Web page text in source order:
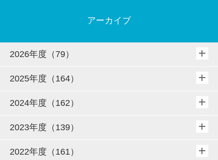
アーカイブ
2026年度（79）
2025年度（164）
2024年度（162）
2023年度（139）
2022年度（161）